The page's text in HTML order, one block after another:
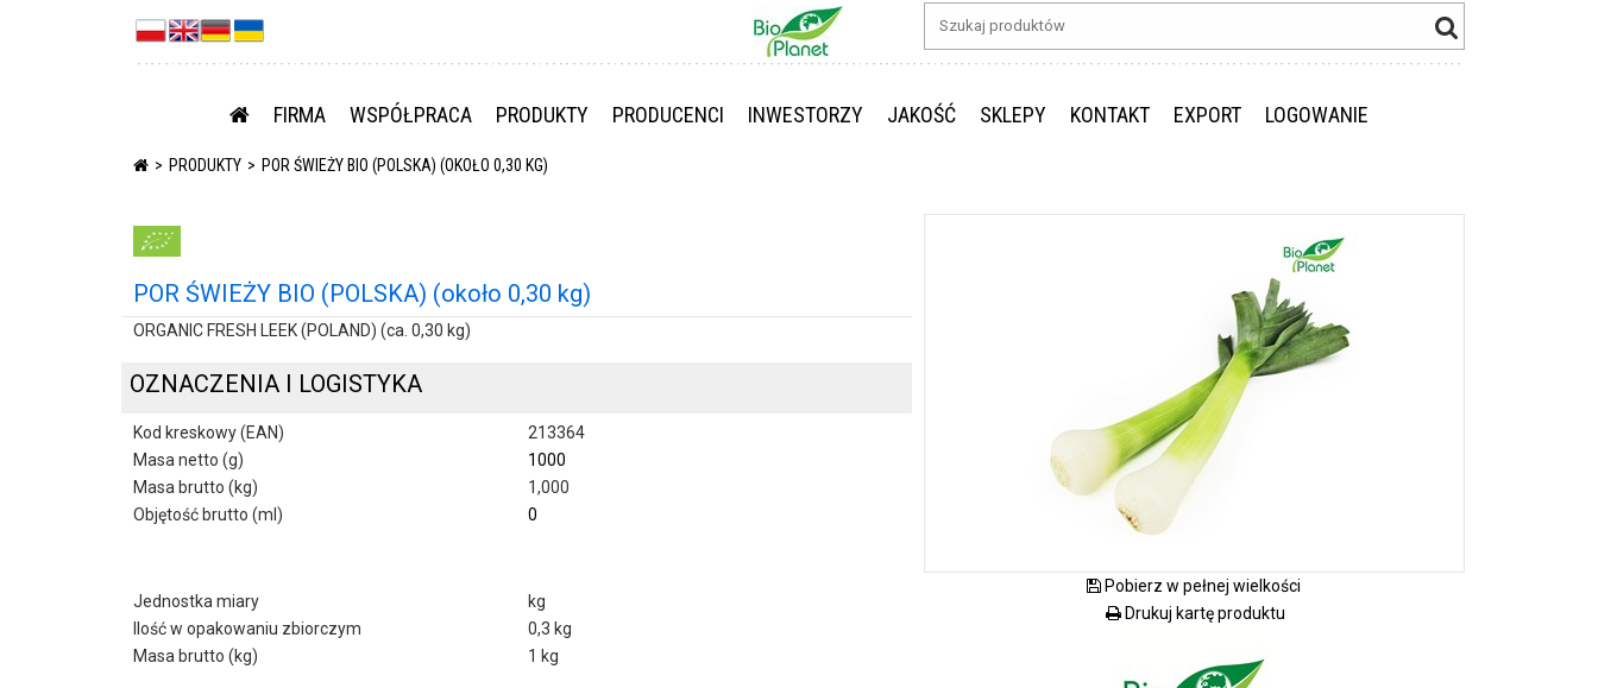
FIRMA WSPÓŁPRACA PRODUKTY PRODUCENCI INWESTORZY JAKOŚĆ SKLEPY KONTAKT EXPORT LOGOWANIE
PRODUKTY POR ŚWIEŻY BIO (POLSKA) (OKOŁO 0,30 KG)
POR ŚWIEŻY BIO (POLSKA) (około 0,30 kg)
ORGANIC FRESH LEEK (POLAND) (ca. 0,30 kg)
OZNACZENIA I LOGISTYKA
Kod kreskowy (EAN)
213364
Masa netto (g)
1000
Masa brutto (kg)
1,000
Objętość brutto (ml)
0
Jednostka miary
kg
Ilość w opakowaniu zbiorczym
0,3 kg
Masa brutto (kg)
1 kg
Pobierz w pełnej wielkości
Drukuj kartę produktu